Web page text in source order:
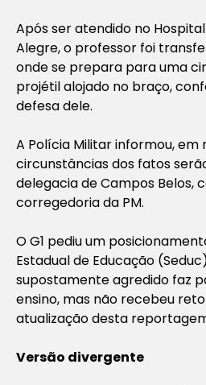
Após ser atendido no
Alegre, o professor foi
onde se prepara para uma
projétil alojado no braço,
defesa dele.
A Polícia Militar informou, em
circunstâncias dos fatos
delegacia de Campos Belos,
corregedoria da PM.
O G1 pediu um
Estadual de Educação
supostamente agredido faz
ensino, mas não recebeu
atualização desta
Versão divergente